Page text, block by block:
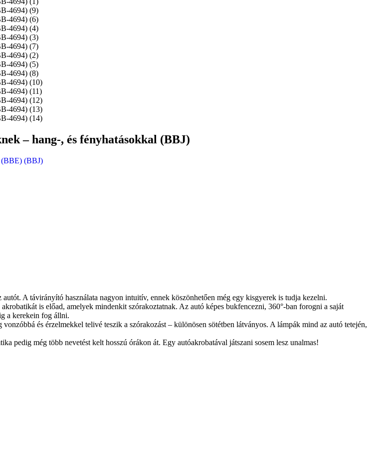
– hang-, és fényhatásokkal (BBJ)
(BBE) (BBJ)
A távirányító használata nagyon intuitív, ennek köszönhetően még egy kisgyerek is tudja kezelni.
is előad, amelyek mindenkit szórakoztatnak. Az autó képes bukfencezni, 360°-ban forogni a saját
a kerekein fog állni.
és érzelmekkel telivé teszik a szórakozást – különösen sötétben látványos. A lámpák mind az autó tetején,
pedig még több nevetést kelt hosszú órákon át. Egy autóakrobatával játszani sosem lesz unalmas!